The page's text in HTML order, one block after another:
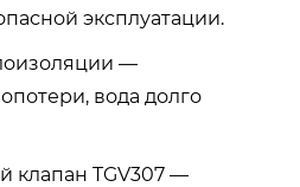
эксплуатации.
—
вода долго
клапан TGV307 —